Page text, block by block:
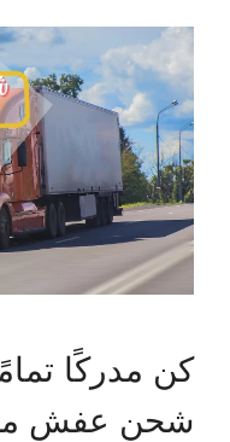
كن مدركًا
شحن عفش